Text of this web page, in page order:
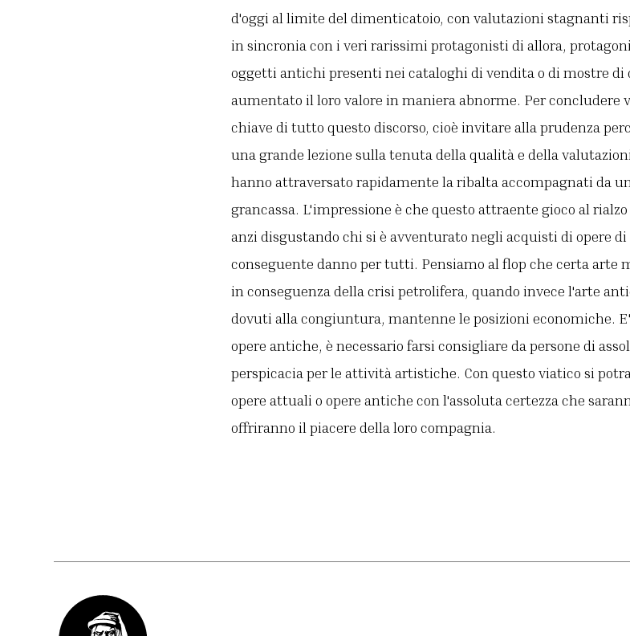
d'oggi al limite del dimenticatoio, con valutazioni stagnanti
in sincronia con i veri rarissimi protagonisti di allora,
oggetti antichi presenti nei cataloghi di vendita o di mostre
aumentato il loro valore in maniera abnorme. Per concludere
chiave di tutto questo discorso, cioè invitare alla prudenza
una grande lezione sulla tenuta della qualità e della
hanno attraversato rapidamente la ribalta accompagnati da
grancassa. L'impressione è che questo attraente gioco al
anzi disgustando chi si è avventurato negli acquisti di opere
conseguente danno per tutti. Pensiamo al flop che certa arte
in conseguenza della crisi petrolifera, quando invece l'arte
dovuti alla congiuntura, mantenne le posizioni economiche.
opere antiche, è necessario farsi consigliare da persone di
perspicacia per le attività artistiche. Con questo viatico si
opere attuali o opere antiche con l'assoluta certezza che
offriranno il piacere della loro compagnia.